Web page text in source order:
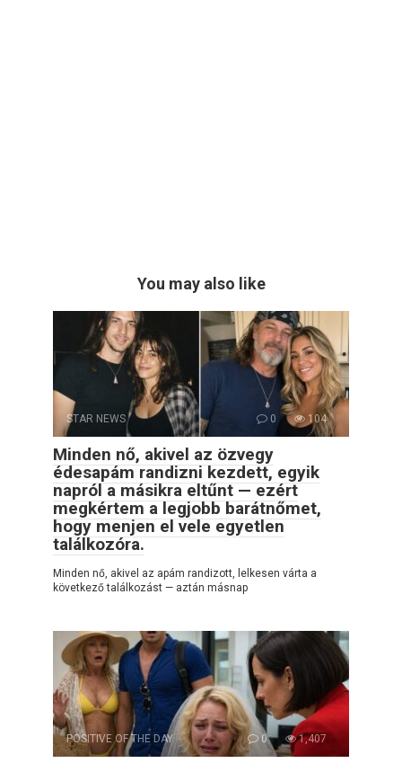
You may also like
STAR NEWS 0 104
Minden nő, akivel az özvegy
édesapám randizni kezdett, egyik
napról a másikra eltűnt — ezért
megkértem a legjobb barátnőmet,
hogy menjen el vele egyetlen
találkozóra.
Minden nő, akivel az apám randizott, lelkesen várta a
következő találkozást — aztán másnap
POSITIVE OF THE DAY 0 1,407